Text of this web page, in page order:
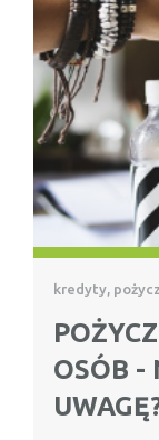
kredyty,
OSÓB -